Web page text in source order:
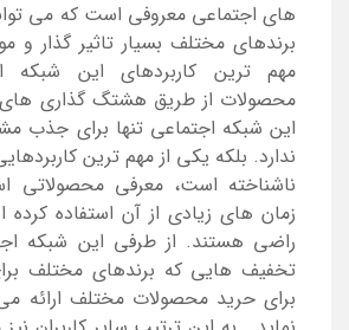
های اجتماعی معروفی است که می
برندهای مختلف بسیار تاثیر گذار و
مهم ترین کاربردهای این شبکه
محصولات از طریق هشتگ گذاری
این شبکه اجتماعی تنها برای جذب
ندارد. بلکه یکی از مهم ترین
ناشناخته است، معرفی
زمان های زیادی از آن استفاده کرده
راضی هستند. از طرفی این شبکه
تخفیف هایی که برندهای مختلف
برای حرید محصولات مختلف ارائه